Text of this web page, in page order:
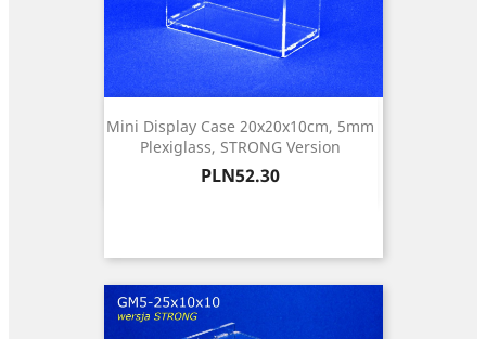
Mini Display Case 20x20x10cm, 5mm
Plexiglass, STRONG Version
Price
PLN52.30